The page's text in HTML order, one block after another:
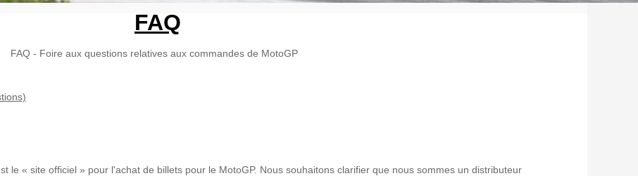
FAQ
FAQ - Foire aux questions relatives aux commandes de MotoGP
le « site officiel » pour l'achat de billets pour le MotoGP. Nous souhaitons clarifier que nous sommes un distributeur